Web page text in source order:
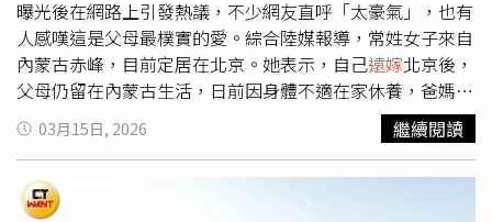
愣住了，趕緊查看自己銀行帳戶，存款幾乎被盜領一空！這
才醒悟，先前聽到那熟悉的聲音不是女兒，而是詐騙集團設
下的騙局。」對此，「165打詐儀錶板」也列出3招防詐小
撇步：1、接到陌生來電，即使聲音與親友相似，也要再透
過原本熟悉的聯繫方式再次確認。小心對方可能利用AI深偽
技術模擬他人聲音。2、若對方開口借錢並要求保密、不要
告訴其他家人，應提高警覺，這是常見詐騙話術。遇到親友
突然要求大筆借款，可先向其他家人求證，確認是否屬實。
曝光後在網路上引發熱議，不少網友直呼「太豪氣」，也有
人感嘆這是父母最樸實的愛。綜合陸媒報導，常姓女子來自
內蒙古赤峰，目前定居在北京。她表示，自己遠嫁北京後，
父母仍留在內蒙古生活，日前因身體不適在家休養，爸媽得
知後並未多問，只是默默寄來一個體積龐大的包裹，大到連
物流人員都忍不住多看幾眼，讓她一度好奇裡面到底裝了什
麼。常女士回憶，當她打開箱子時，裡面整齊堆滿一包包獨
立包裝的肉品，拆開後才驚訝發現，竟是父母從老家寄來的
03月15日, 2026 繼續閱讀